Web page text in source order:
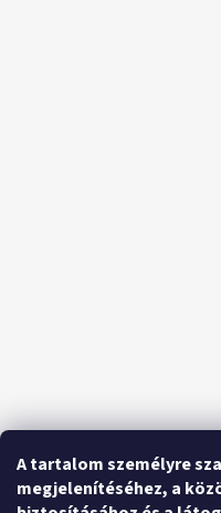
A tartalom személyre
megjelenítéséhez, a